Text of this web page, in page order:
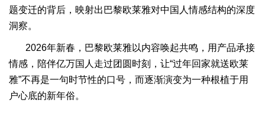
题变迁的背后，映射出巴黎欧莱雅对中国人情感结构的深度
洞察。
2026年新春，巴黎欧莱雅以内容唤起共鸣，用产品承接
情感，陪伴亿万国人走过团圆时刻，让“过年回家就送欧莱
雅”不再是一句时节性的口号，而逐渐演变为一种根植于用
户心底的新年俗。